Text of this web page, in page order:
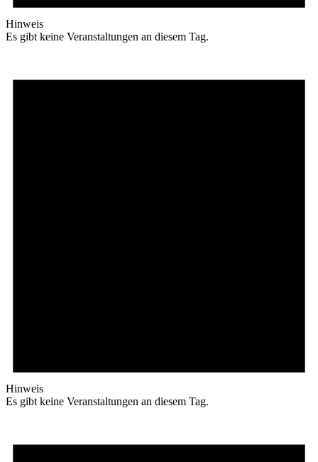
Hinweis
Es gibt keine Veranstaltungen an diesem Tag.
Hinweis
Es gibt keine Veranstaltungen an diesem Tag.